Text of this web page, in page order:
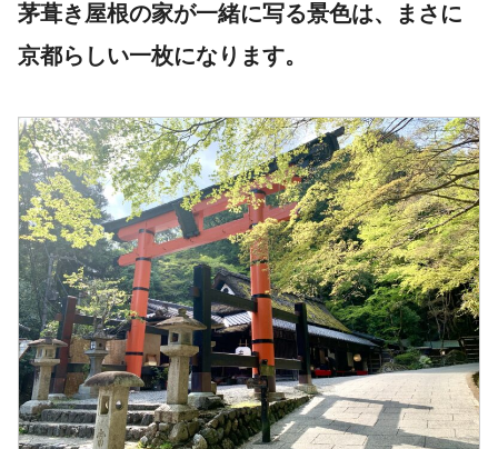
茅葺き屋根の家が一緒に写る景色は、まさに
京都らしい一枚になります。